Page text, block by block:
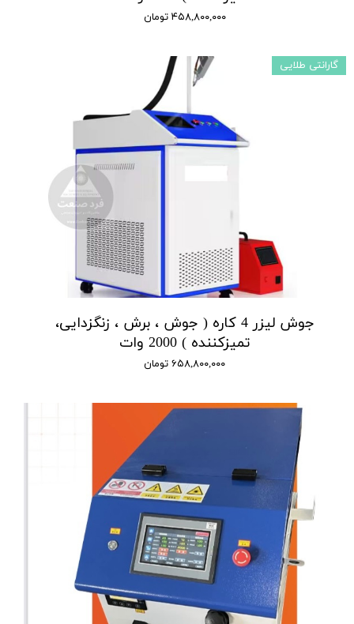
۴۵۸,۸۰۰,۰۰۰ تومان
جوش لیزر 4 کاره ( جوش ، برش ، زنگزدایی،
تمیزکننده ) 2000 وات
۶۵۸,۸۰۰,۰۰۰ تومان
گارانتی طلایی